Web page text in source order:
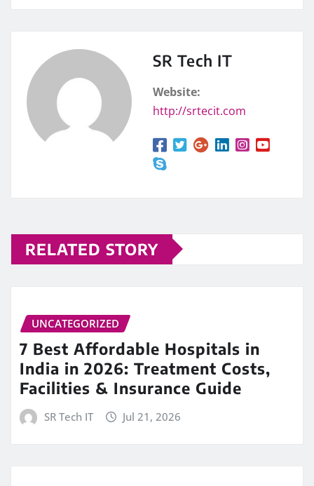
SR Tech IT
Website:
http://srtecit.com
RELATED STORY
UNCATEGORIZED
7 Best Affordable Hospitals in
India in 2026: Treatment Costs,
Facilities & Insurance Guide
SR Tech IT Jul 21, 2026